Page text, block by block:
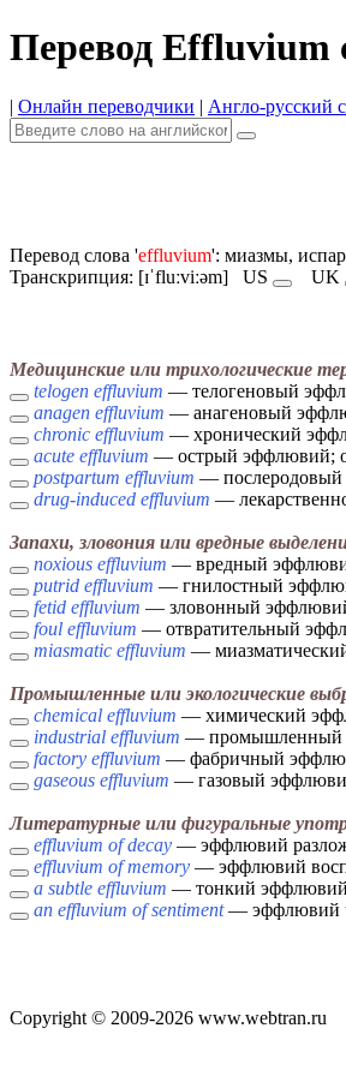
Перевод Effluvium
| Онлайн переводчики | Англо-русский
Перевод слова 'effluvium': миазмы,
Транскрипция: [ɪˈfluːviːəm] US UK
Медицинские или трихологические
telogen effluvium — телогеновый
anagen effluvium — анагеновый
chronic effluvium — хронический
acute effluvium — острый эффлювий;
postpartum effluvium — послеродовый
drug-induced effluvium —
Запахи, зловония или вредные
noxious effluvium — вредный
putrid effluvium — гнилостный
fetid effluvium — зловонный
foul effluvium — отвратительный
miasmatic effluvium —
Промышленные или экологические
chemical effluvium — химический
industrial effluvium — промышленный
factory effluvium — фабричный
gaseous effluvium — газовый
Литературные или фигуральные
effluvium of decay — эффлювий
effluvium of memory — эффлювий
a subtle effluvium — тонкий
an effluvium of sentiment— эффлювий
Copyright © 2009-2026 www.webtran.ru